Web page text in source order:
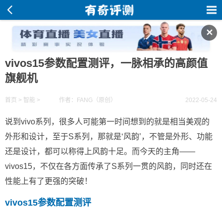
✕
vivos15参数配置测评，一脉相承的高颜值
旗舰机
首页 > 智能 > 作者：FANG（原创） 2022-05-24
说到vivo系列，很多人可能第一时间想到的就是相当美观的
外形和设计，至于S系列，那就是‘风韵’，不管是外形、功能
还是设计，都可以称得上风韵十足。而今天的主角——
vivos15，不仅在各方面传承了S系列一贯的风韵，同时还在
性能上有了更强的突破！
vivos15参数配置测评